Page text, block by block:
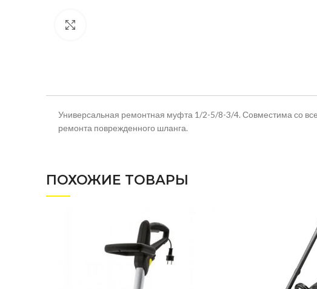
Универсальная ремонтная муфта 1/2-5/8-3/4. Совместима со
ремонта поврежденного шланга.
ПОХОЖИЕ ТОВАРЫ